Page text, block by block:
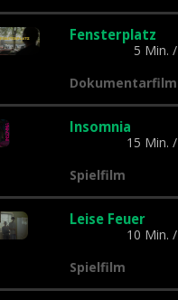
Fensterplatz
5 Min. /
Dokumentarfilm
Insomnia
15 Min. /
Spielfilm
Leise Feuer
10 Min. /
Spielfilm